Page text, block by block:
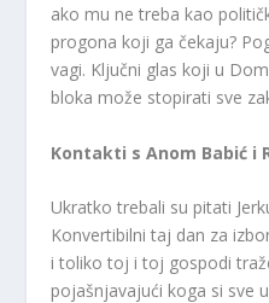
ako mu ne treba kao
progona koji ga čekaju?
vagi. Ključni glas koji u
bloka može stopirati sve
Kontakti s Anom Babić i
Ukratko trebali su pitati
Konvertibilni taj dan za
i toliko toj i toj gospodi
pojašnjavajući koga si sve